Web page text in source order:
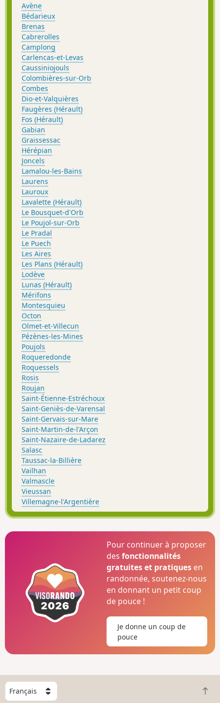
Avène
Bédarieux
Brenas
Cabrerolles
Camplong
Carlencas-et-Levas
Caussiniojouls
Colombières-sur-Orb
Combes
Dio-et-Valquières
Faugères (Hérault)
Fos (Hérault)
Gabian
Graissessac
Hérépian
Joncels
Lamalou-les-Bains
Laurens
Lauroux
Lavalette (Hérault)
Le Bousquet-d'Orb
Le Poujol-sur-Orb
Le Pradal
Le Puech
Les Aires
Les Plans (Hérault)
Lodève
Lunas (Hérault)
Mérifons
Montesquieu
Octon
Olmet-et-Villecun
Pézènes-les-Mines
Poujols
Roqueredonde
Roquessels
Rosis
Roujan
Saint-Étienne-Estréchoux
Saint-Geniès-de-Varensal
Saint-Gervais-sur-Mare
Saint-Martin-de-l'Arçon
Saint-Nazaire-de-Ladarez
Salasc
Taussac-la-Billière
Vailhan
Valmascle
Vieussan
Villemagne-l'Argentière
Pour continuer à proposer
desfonctionnalités
gratuites et pratiques en
randonnée, soutenez-nous
en donnant un petit coup
de pouce !
Je donne un coup de
pouce
C
R